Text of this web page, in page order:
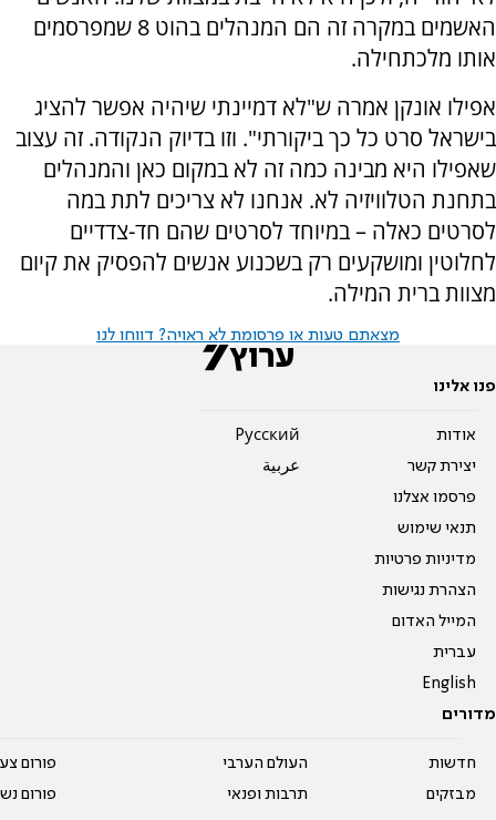
האשמים במקרה זה הם המנהלים בהוט 8 שמפרסמים
אותו מלכתחילה.
אפילו אונקן אמרה ש"לא דמיינתי שיהיה אפשר להציג
בישראל סרט כל כך ביקורתי". וזו בדיוק הנקודה. זה עצוב
שאפילו היא מבינה כמה זה לא במקום כאן והמנהלים
בתחנת הטלוויזיה לא. אנחנו לא צריכים לתת במה
לסרטים כאלה – במיוחד לסרטים שהם חד-צדדיים
לחלוטין ומושקעים רק בשכנוע אנשים להפסיק את קיום
מצוות ברית המילה.
מצאתם טעות או פרסומת לא ראויה? דווחו לנו
פנו אלינו
אודות
יצירת קשר
פרסמו אצלנו
תנאי שימוש
מדיניות פרטיות
הצהרת נגישות
המייל האדום
עברית
English
Pусский
عربية
מדורים
חדשות
מבזקים
העולם הערבי
תרבות ופנאי
פורום
פורום